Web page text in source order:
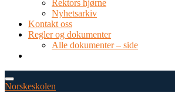
Rektors hjørne
Nyhetsarkiv
Kontakt oss
Regler og dokumenter
Alle dokumenter – side
Norskeskolen